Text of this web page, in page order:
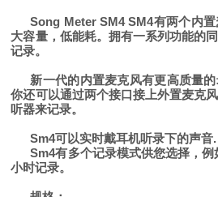
Song Meter SM4 SM4有两个内置
大容量，低能耗。拥有一系列功能的
记录。
新一代的内置麦克风有更高质量
你还可以通过两个接口接上外置麦克
听器来记录。
Sm4可以实时戴耳机听录下的声音.
Sm4有多个记录模式供您选择，
小时记录。